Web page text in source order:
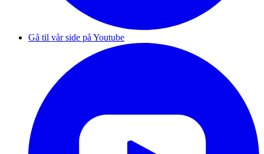
Gå til vår side på Youtube